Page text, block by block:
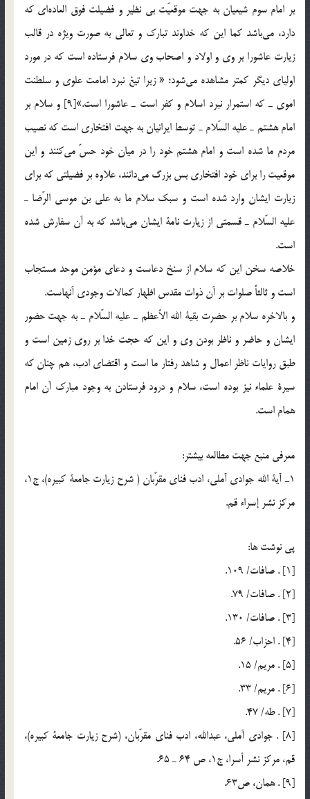
بر امام سوم شيعيان به جهت موقعيّت بي نظير و فضيلت فوق العاده‌اي كه
دارد، مي‌باشد كما اين كه خداوند تبارك و تعالي به صورت ويژه در قالب
زيارت عاشورا بر وي و اولاد و اصحاب وي سلام فرستاده است كه در مورد
اولياي ديگر كمتر مشاهده مي‌شود؛ « زيرا تيغ نبرد امامت علوي و سلطنت
اموي ـ كه استمرار نبرد اسلام و كفر است ـ عاشورا است.»[9] و سلام بر
امام هشتم ـ عليه السّلام ـ توسط ايرانيان به جهت افتخاري است كه نصيب
مردم ما شده است و امام هشتم خود را در ميان خود حسّ مي‌كنند و اين
موقعيت را براي خود افتخاري بس بزرگ مي‌دانند، علاوه بر فضيلتي كه براي
زيارت ايشان وارد شده است و سبك سلام ما به علي بن موسي الرّضا ـ
عليه السّلام ـ قسمتي از زيارت نامة ايشان مي‌باشد كه به آن سفارش شده
است.
خلاصه سخن اين كه سلام از سنخ دعاست و دعاي مؤمن موحد مستجاب
است و ثالثاً صلوات بر آن ذوات مقدس اظهار كمالات وجودي آنهاست.
و بالاخره سلام بر حضرت بقية الله الأعظم ـ عليه السّلام ـ به جهت حضور
ايشان و حاضر و ناظر بودن وي و اين كه حجت خدا بر روي زمين است و
طبق روايات ناظر اعمال و شاهد رفتار ما است و اقتضاي ادب، هم چنان كه
سيرة علماء نيز بوده است، سلام و درود فرستادن به وجود مبارك آن امام
همام است.
معرفي منبع جهت مطالعه بيشتر:
1ـ آية الله جوادي آملي، ادب فناي مقرّبان ( شرح زيارت جامعة كبيره)، ج1،
مركز نشر إسراء قم.
پي نوشت ها:
[1] . صافات/ 109.
[2] . صافات/ 79.
[3] . صافات/ 130.
[4] . احزاب/ 56.
[5] . مريم/ 15.
[6] . مريم/ 33.
[7] . طه/ 47.
[8] . جوادي آملي، عبدالله، ادب فناي مقرّبان، (شرح زيارت جامعة كبيره)،
قم، مركز نشر أسرا، ج1، ص 64 ـ 65.
[9] . همان، ص63.